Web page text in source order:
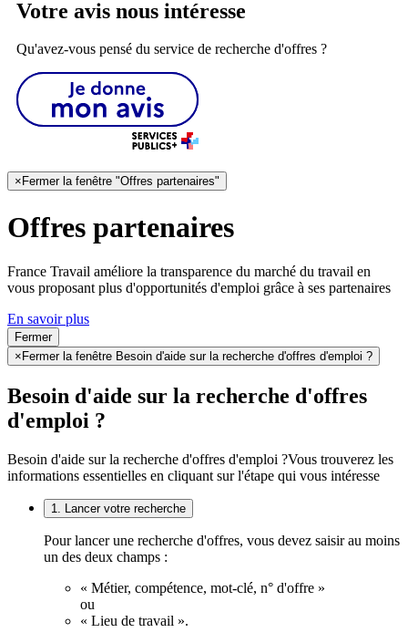
Votre avis nous intéresse
Qu'avez-vous pensé du service de recherche d'offres ?
× Fermer la fenêtre "Offres partenaires"
Offres partenaires
France Travail améliore la transparence du marché du travail en
vous proposant plus d'opportunités d'emploi grâce à ses partenaires
En savoir plus
Fermer
× Fermer la fenêtre Besoin d'aide sur la recherche d'offres d'emploi ?
Besoin d'aide sur la recherche d'offres
d'emploi ?
Besoin d'aide sur la recherche d'offres d'emploi ?Vous trouverez les
informations essentielles en cliquant sur l'étape qui vous intéresse
1. Lancer votre recherche
Pour lancer une recherche d'offres, vous devez saisir au moins
un des deux champs :
« Métier, compétence, mot-clé, n° d'offre »
ou
« Lieu de travail ».